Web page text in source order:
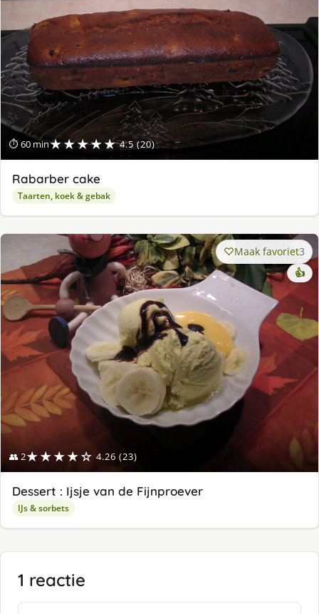
⏱ 60 min★★★★★ 4.5 (20)
Rabarber cake
Taarten, koek & gebak
👥 2★★★★☆ 4.26 (23)
Maak favoriet3
👍
Dessert : Ijsje van de Fijnproever
IJs & sorbets
1 reactie